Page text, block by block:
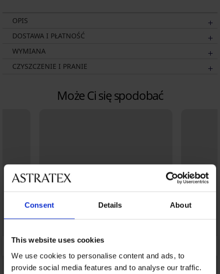
Consent Details About
This website uses cookies
We use cookies to personalise content and ads, to
provide social media features and to analyse our traffic.
OPIS
DOSTAWA I PŁATNOŚĆ
WYMIANA
CZYSZCZENIE I PRANIE
Może Ci się spodobać